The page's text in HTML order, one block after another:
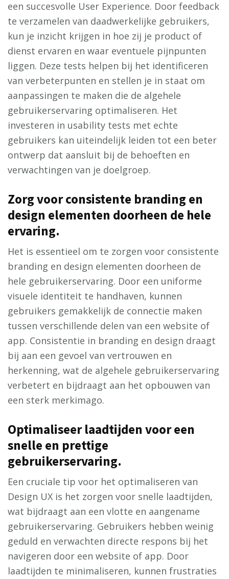
een succesvolle User Experience. Door feedback
te verzamelen van daadwerkelijke gebruikers,
kun je inzicht krijgen in hoe zij je product of
dienst ervaren en waar eventuele pijnpunten
liggen. Deze tests helpen bij het identificeren
van verbeterpunten en stellen je in staat om
aanpassingen te maken die de algehele
gebruikerservaring optimaliseren. Het
investeren in usability tests met echte
gebruikers kan uiteindelijk leiden tot een beter
ontwerp dat aansluit bij de behoeften en
verwachtingen van je doelgroep.
Zorg voor consistente branding en
design elementen doorheen de hele
ervaring.
Het is essentieel om te zorgen voor consistente
branding en design elementen doorheen de
hele gebruikerservaring. Door een uniforme
visuele identiteit te handhaven, kunnen
gebruikers gemakkelijk de connectie maken
tussen verschillende delen van een website of
app. Consistentie in branding en design draagt
bij aan een gevoel van vertrouwen en
herkenning, wat de algehele gebruikerservaring
verbetert en bijdraagt aan het opbouwen van
een sterk merkimago.
Optimaliseer laadtijden voor een
snelle en prettige
gebruikerservaring.
Een cruciale tip voor het optimaliseren van
Design UX is het zorgen voor snelle laadtijden,
wat bijdraagt aan een vlotte en aangename
gebruikerservaring. Gebruikers hebben weinig
geduld en verwachten directe respons bij het
navigeren door een website of app. Door
laadtijden te minimaliseren, kunnen frustraties